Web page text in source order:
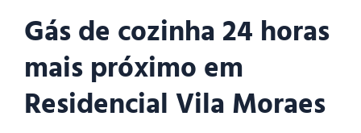
Gás de cozinha 24 horas
mais próximo em
Residencial Vila Moraes